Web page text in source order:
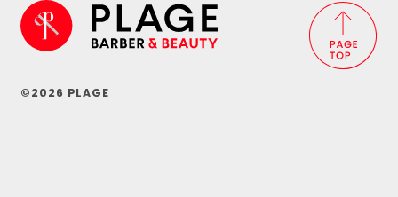
©2026 PLAGE